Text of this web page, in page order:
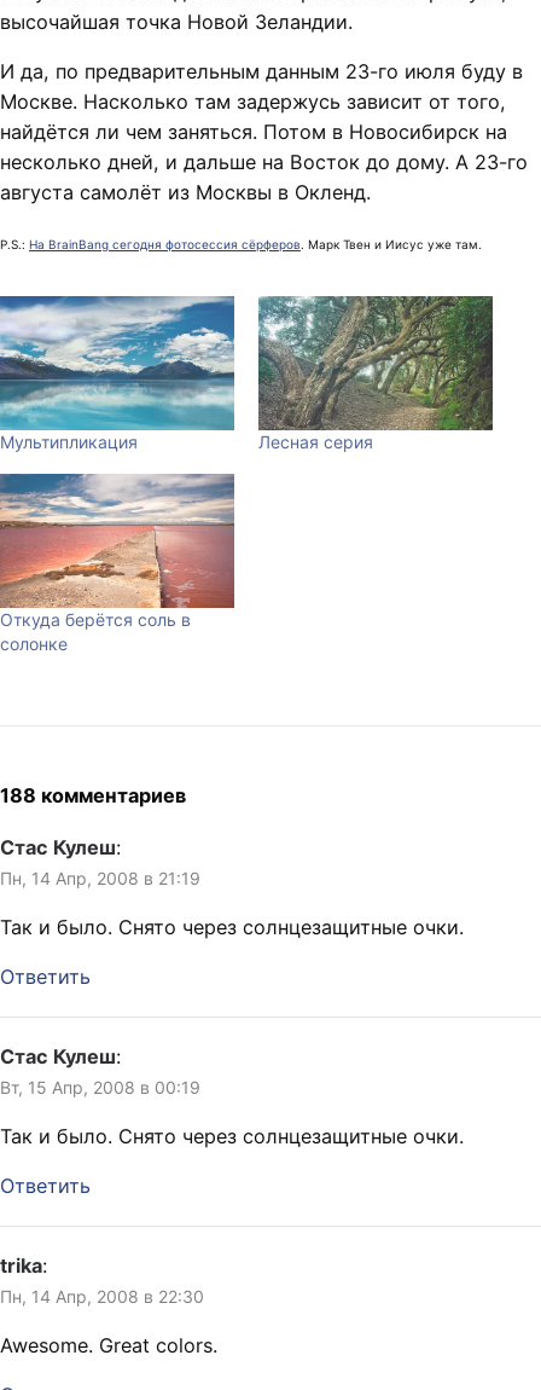
высочайшая точка Новой Зеландии.
И да, по предварительным данным 23-го июля буду в
Москве. Насколько там задержусь зависит от того,
найдётся ли чем заняться. Потом в Новосибирск на
несколько дней, и дальше на Восток до дому. А 23-го
августа самолёт из Москвы в Окленд.
P.S.: На BrainBang сегодня фотосессия сёрферов. Марк Твен и Иисус уже там.
Мультипликация Лесная серия
Откуда берётся соль в
солонке
188 комментариев
Стас Кулеш:
Пн, 14 Апр, 2008 в 21:19
Так и было. Снято через солнцезащитные очки.
Ответить
Стас Кулеш:
Вт, 15 Апр, 2008 в 00:19
Так и было. Снято через солнцезащитные очки.
Ответить
trika:
Пн, 14 Апр, 2008 в 22:30
Awesome. Great colors.